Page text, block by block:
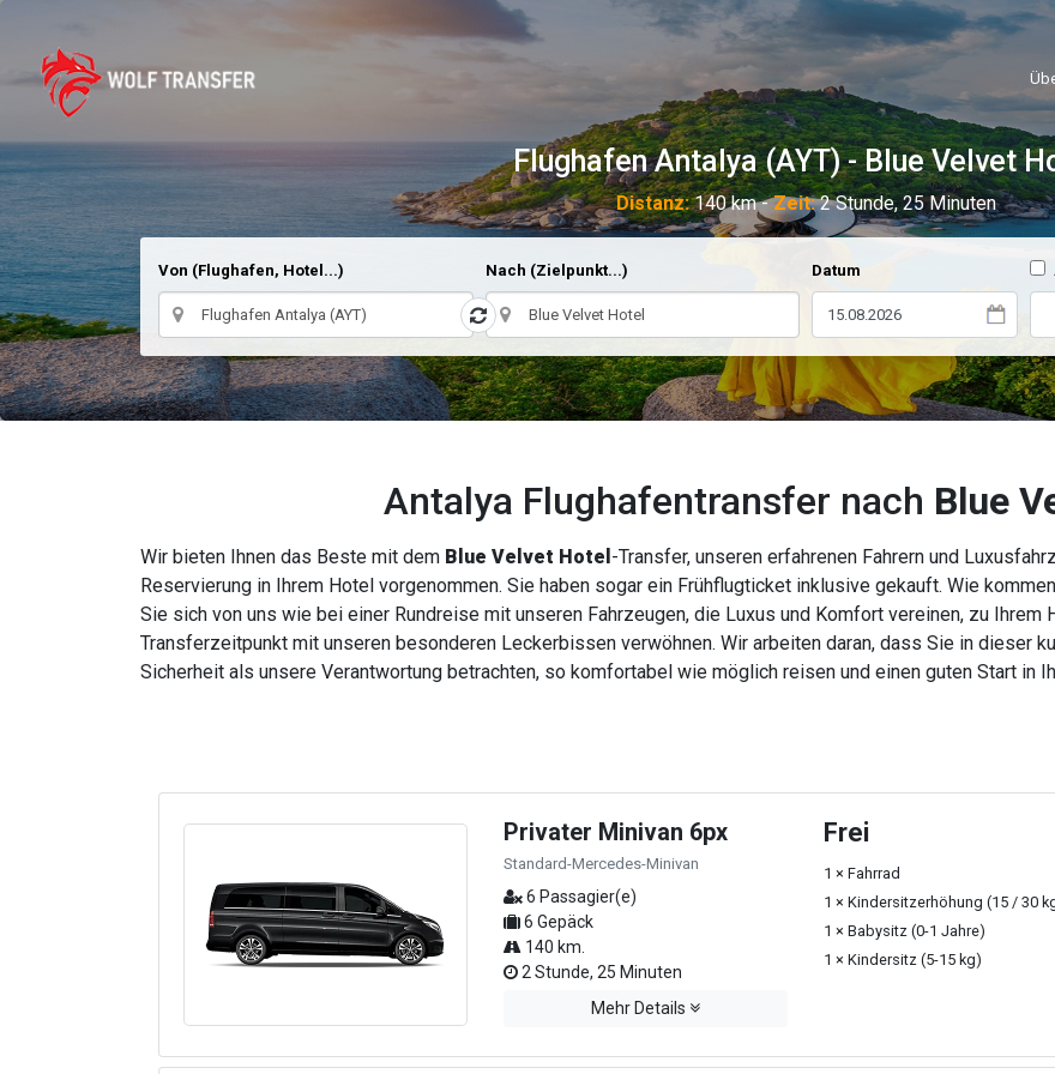
Flughafen Antalya (AYT) - Blue Velvet
Distanz:140 km -Zeit:2 Stunde, 25 Minuten
Von (Flughafen, Hotel...) Nach (Zielpunkt...) Datum
Antalya Flughafentransfer nach Blue
Wir bieten Ihnen das Beste mit dem Blue Velvet Hotel -Transfer, unseren erfahrenen Fahrern und
Reservierung in Ihrem Hotel vorgenommen. Sie haben sogar ein Frühflugticket inklusive gekauft. Wie
Sie sich von uns wie bei einer Rundreise mit unseren Fahrzeugen, die Luxus und Komfort vereinen, zu Ihrem
Transferzeitpunkt mit unseren besonderen Leckerbissen verwöhnen. Wir arbeiten daran, dass Sie in dieser
Sicherheit als unsere Verantwortung betrachten, so komfortabel wie möglich reisen und einen guten Start in
Privater Minivan 6px
Standard-Mercedes-Minivan
6 Passagier(e)
6 Gepäck
140 km.
2 Stunde, 25 Minuten
Mehr Details
Frei
1 × Fahrrad
1 × Kindersitzerhöhung (15 / 30
1 × Babysitz (0-1 Jahre)
1 × Kindersitz (5-15 kg)